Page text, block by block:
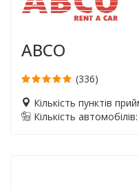
ABCO
(336)
Кількість пунктів
Кількість